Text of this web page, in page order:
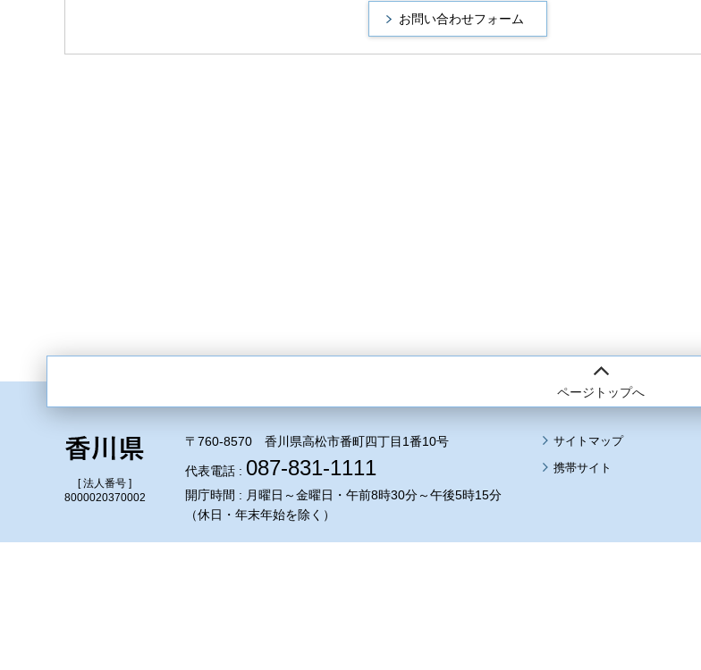
ページトップへ
[ 法人番号 ]
8000020370002
〒760-8570 香川県高松市番町四丁目1番10号
代表電話 : 087-831-1111
開庁時間 : 月曜日～金曜日・午前8時30分～午後5時15分
（休日・年末年始を除く）
サイトマップ
携帯サイト